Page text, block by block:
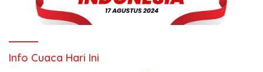
Info Cuaca Hari Ini